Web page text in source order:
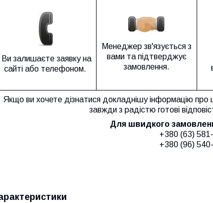
Ви залишаєте заявку на
сайті або телефоном.
Менеджер зв'язується з
вами та підтверджує
замовлення.
Якщо ви хочете дізнатися докладнішу інформацію
завжди з радістю готові
Для швидкого
+380 (63)
+380 (96)